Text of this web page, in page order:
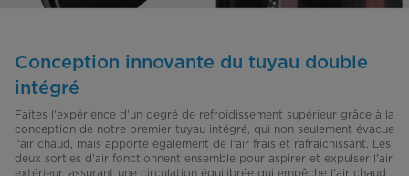
Conception innovante du tuyau double
intégré
Faites l'expérience d'un degré de refroidissement supérieur grâce à la
conception de notre premier tuyau intégré, qui non seulement évacue
l'air chaud, mais apporte également de l'air frais et rafraîchissant. Les
deux sorties d'air fonctionnent ensemble pour aspirer et expulser l'air
extérieur, assurant une circulation équilibrée qui empêche l'air chaud